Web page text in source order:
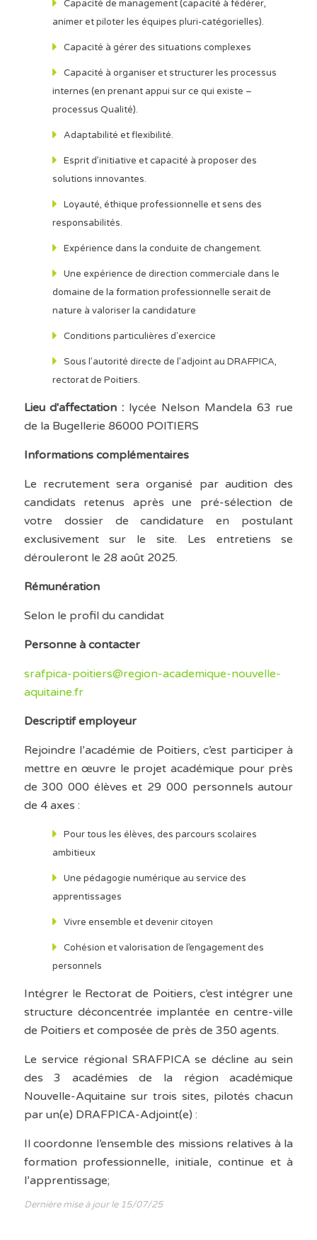
Capacité de management (capacité à fédérer,
animer et piloter les équipes pluri-catégorielles).
Capacité à gérer des situations complexes
Capacité à organiser et structurer les processus
internes (en prenant appui sur ce qui existe –
processus Qualité).
Adaptabilité et flexibilité.
Esprit d’initiative et capacité à proposer des
solutions innovantes.
Loyauté, éthique professionnelle et sens des
responsabilités.
Expérience dans la conduite de changement.
Une expérience de direction commerciale dans le
domaine de la formation professionnelle serait de
nature à valoriser la candidature
Conditions particulières d'exercice
Sous l’autorité directe de l’adjoint au DRAFPICA,
rectorat de Poitiers.
Lieu d'affectation : lycée Nelson Mandela 63 rue
de la Bugellerie 86000 POITIERS
Informations complémentaires
Le recrutement sera organisé par audition des
candidats retenus après une pré-sélection de
votre dossier de candidature en postulant
exclusivement sur le site. Les entretiens se
dérouleront le 28 août 2025.
Rémunération
Selon le profil du candidat
Personne à contacter
srafpica-poitiers@region-academique-nouvelle-
aquitaine.fr
Descriptif employeur
Rejoindre l’académie de Poitiers, c’est participer à
mettre en œuvre le projet académique pour près
de 300 000 élèves et 29 000 personnels autour
de 4 axes :
Pour tous les élèves, des parcours scolaires
ambitieux
Une pédagogie numérique au service des
apprentissages
Vivre ensemble et devenir citoyen
Cohésion et valorisation de l’engagement des
personnels
Intégrer le Rectorat de Poitiers, c’est intégrer une
structure déconcentrée implantée en centre-ville
de Poitiers et composée de près de 350 agents.
Le service régional SRAFPICA se décline au sein
des 3 académies de la région académique
Nouvelle-Aquitaine sur trois sites, pilotés chacun
par un(e) DRAFPICA-Adjoint(e) :
Il coordonne l’ensemble des missions relatives à la
formation professionnelle, initiale, continue et à
l’apprentissage;
Dernière mise à jour le 15/07/25